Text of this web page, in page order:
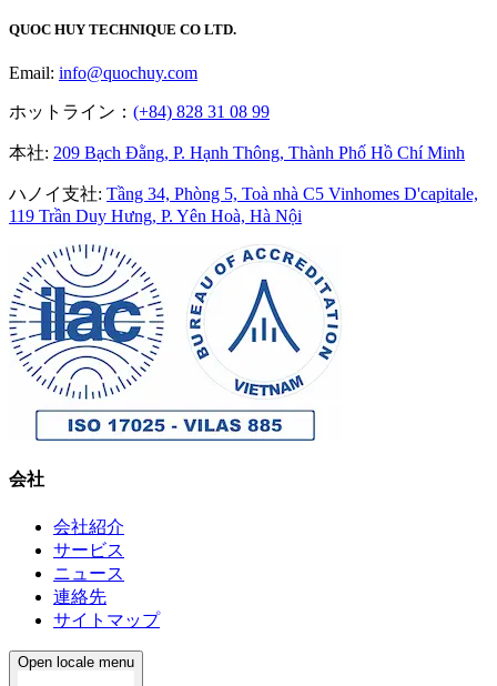
QUOC HUY TECHNIQUE CO LTD.
Email: info@quochuy.com
ホットライン： (+84) 828 31 08 99
本社: 209 Bạch Đằng, P. Hạnh Thông, Thành Phố Hồ Chí Minh
ハノイ支社: Tầng 34, Phòng 5, Toà nhà C5 Vinhomes D'capitale,
119 Trần Duy Hưng, P. Yên Hoà, Hà Nội
会社
会社紹介
サービス
ニュース
連絡先
サイトマップ
Open locale menu